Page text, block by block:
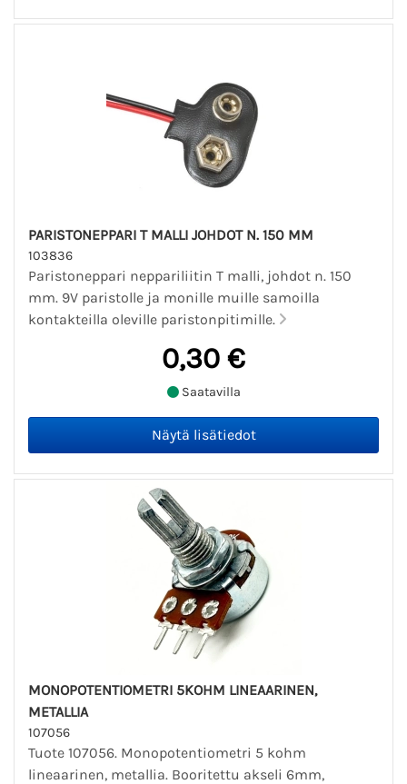
PARISTONEPPARI T MALLI JOHDOT N. 150 MM
103836
Paristoneppari neppariliitin T malli, johdot n. 150
mm. 9V paristolle ja monille muille samoilla
kontakteilla oleville paristonpitimille.
0,30 €
Saatavilla
MONOPOTENTIOMETRI 5KOHM LINEAARINEN,
METALLIA
107056
Tuote 107056. Monopotentiometri 5 kohm
lineaarinen, metallia. Booritettu akseli 6mm,